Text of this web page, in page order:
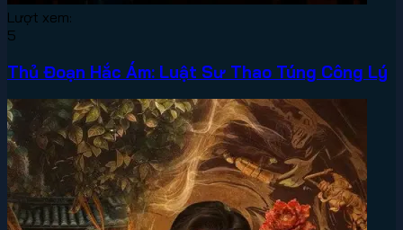
Lượt xem:
5
Thủ Đoạn Hắc Ám: Luật Sư Thao Túng Công Lý